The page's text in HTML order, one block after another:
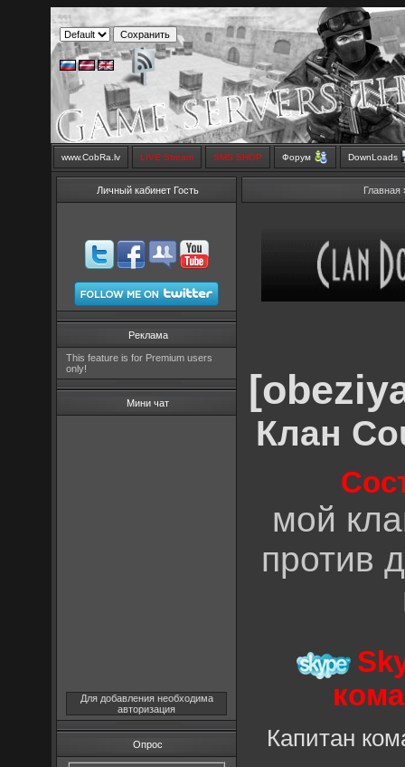
www.CobRa.lv LIVE Stream SMS SHOP Форум DownLoads
Личный кабинет Гость
Реклама
This feature is for Premium users
only!
Мини чат
Для добавления необходима
авторизация
Опрос
Главная
Клан
мой
против
Капитан